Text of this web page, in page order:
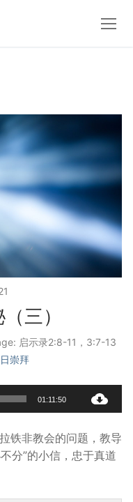
三）
启示录2:8-11，3:7-13
崇拜
01:11:50
铁非教会的问题，教导
分”的小信，忠于真道